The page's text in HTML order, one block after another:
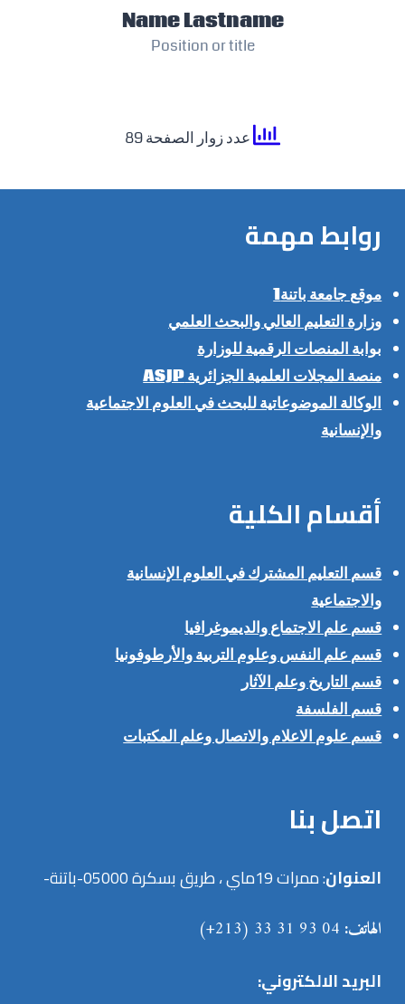
Name Lastname
Position or title
عدد زوار الصفحة 89
روابط مهمة
موقع جامعة باتنة1
وزارة التعليم العالي والبحث العلمي
بوابة المنصات الرقمية للوزارة
منصة المجلات العلمية الجزائرية ASJP
الوكالة الموضوعاتية للبحث في العلوم الاجتماعية
والإنسانية
أقسام الكلية
قسم التعليم المشترك في العلوم الإنسانية
والاجتماعية
قسم علم الاجتماع والديموغرافيا
قسم علم النفس وعلوم التربية والأرطوفونيا
قسم التاريخ وعلم الآثار
قسم الفلسفة
قسم علوم الاعلام والاتصال وعلم المكتبات
اتصل بنا
العنوان: ممرات 19ماي ، طريق بسكرة 05000-باتنة-
الهاتف:
البريد الالكتروني: